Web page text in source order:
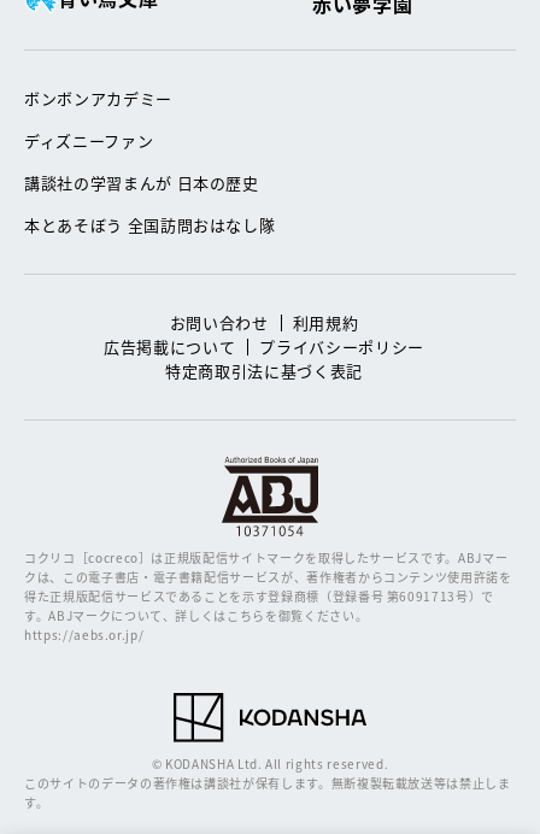
ボンボンアカデミー
ディズニーファン
講談社の学習まんが 日本の歴史
本とあそぼう 全国訪問おはなし隊
お問い合わせ
利用規約
広告掲載について
プライバシーポリシー
特定商取引法に基づく表記
コクリコ［cocreco］は正規版配信サイトマークを取得したサービスです。ABJマー
クは、この電子書店・電子書籍配信サービスが、著作権者からコンテンツ使用許諾を
得た正規版配信サービスであることを示す登録商標（登録番号 第6091713号）で
す。ABJマークについて、詳しくはこちらを御覧ください。
https://aebs.or.jp/
© KODANSHA Ltd. All rights reserved.
このサイトのデータの著作権は講談社が保有します。無断複製転載放送等は禁止しま
す。